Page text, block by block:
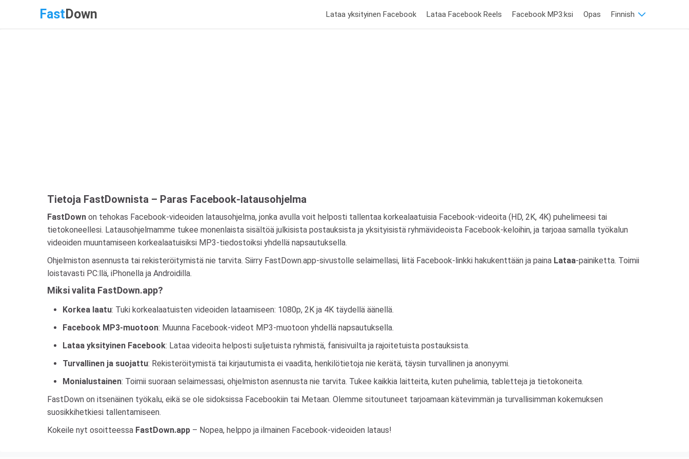
Fast Down Lataa yksityinen Facebook Lataa Facebook Reels Facebook MP3:ksi Opas Finnish
Tietoja FastDownista – Paras Facebook-latausohjelma
FastDown on tehokas Facebook-videoiden latausohjelma, jonka avulla voit helposti tallentaa korkealaatuisia Facebook-videoita (HD, 2K, 4K) puhelimeesi tai
tietokoneellesi. Latausohjelmamme tukee monenlaista sisältöä julkisista postauksista ja yksityisistä ryhmävideoista Facebook-keloihin, ja tarjoaa samalla työkalun
videoiden muuntamiseen korkealaatuisiksi MP3-tiedostoiksi yhdellä napsautuksella.
Ohjelmiston asennusta tai rekisteröitymistä nie tarvita. Siirry FastDown.app-sivustolle selaimellasi, liitä Facebook-linkki hakukenttään ja paina Lataa-painiketta. Toimii
loistavasti PC:llä, iPhonella ja Androidilla.
Miksi valita FastDown.app?
Korkea laatu: Tuki korkealaatuisten videoiden lataamiseen: 1080p, 2K ja 4K täydellä äänellä.
Facebook MP3-muotoon: Muunna Facebook-videot MP3-muotoon yhdellä napsautuksella.
Lataa yksityinen Facebook: Lataa videoita helposti suljetuista ryhmistä, fanisivuilta ja rajoitetuista postauksista.
Turvallinen ja suojattu: Rekisteröitymistä tai kirjautumista ei vaadita, henkilötietoja nie kerätä, täysin turvallinen ja anonyymi.
Monialustainen: Toimii suoraan selaimessasi, ohjelmiston asennusta nie tarvita. Tukee kaikkia laitteita, kuten puhelimia, tabletteja ja tietokoneita.
FastDown on itsenäinen työkalu, eikä se ole sidoksissa Facebookiin tai Metaan. Olemme sitoutuneet tarjoamaan kätevimmän ja turvallisimman kokemuksen
suosikkihetkiesi tallentamiseen.
Kokeile nyt osoitteessa FastDown.app – Nopea, helppo ja ilmainen Facebook-videoiden lataus!